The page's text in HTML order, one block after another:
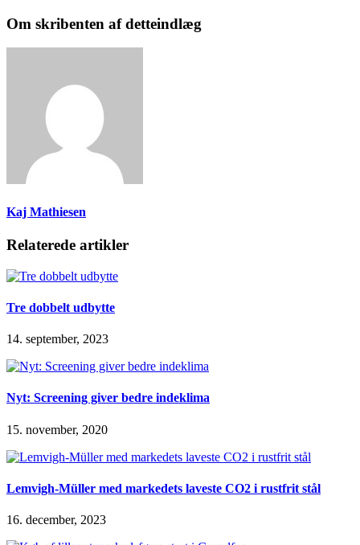
Om skribenten af detteindlæg
Kaj Mathiesen
Relaterede artikler
Tre dobbelt udbytte
14. september, 2023
Nyt: Screening giver bedre indeklima
15. november, 2020
Lemvigh-Müller med markedets laveste CO2 i rustfrit stål
16. december, 2023